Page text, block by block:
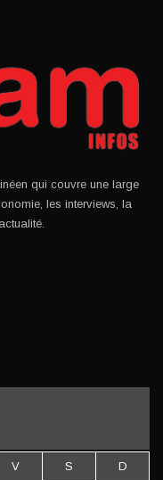
qui couvre une large
les interviews, la
V S D